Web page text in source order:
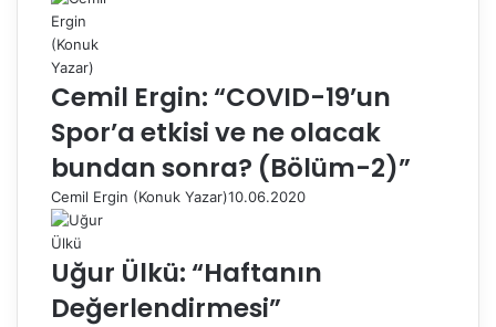
Cemil Ergin: “COVID-19’un
Spor’a etkisi ve ne olacak
bundan sonra? (Bölüm-2)”
Cemil Ergin (Konuk Yazar)10.06.2020
Uğur Ülkü: “Haftanın
Değerlendirmesi”